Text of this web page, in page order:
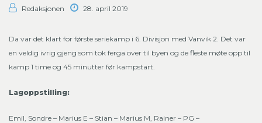
Redaksjonen 28. april 2019
Da var det klart for første seriekamp i 6. Divisjon med Vanvik 2. Det var
en veldig ivrig gjeng som tok ferga over til byen og de fleste møte opp til
kamp 1 time og 45 minutter før kampstart.
Lagoppstilling:
Emil, Sondre – Marius E – Stian – Marius M, Rainer – PG –